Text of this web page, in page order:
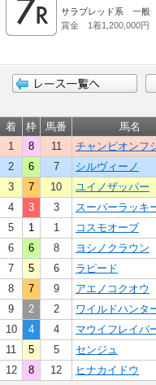
サラブレッド系 一般
賞金 1着1,200,000円
着 枠 馬番 馬名
1
8 11 チャンピオンフ
2
6 7 シルヴィーノ
3
7 10 ユイノザッパー
4
3 3 スーパーラッキ
5
1 1 コスモオーブ
6
6 8 ヨシノクラウン
7
5 6 ラピード
8
7 9 アエノコクオウ
9
2 2 ワイルドハンタ
10
4 4 マウイフレイバ
11
5 5 センジュ
12
8 12 ヒナカイドウ